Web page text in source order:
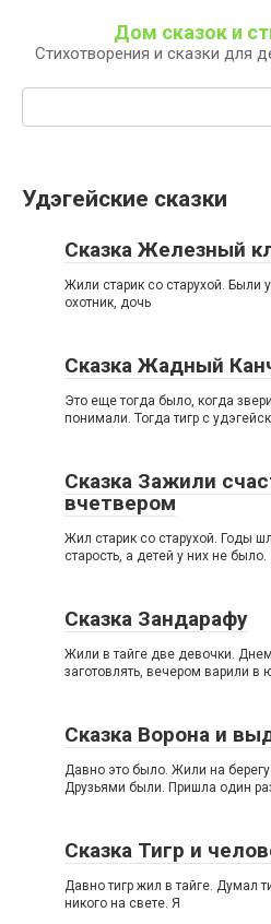
контенту
Дом сказок и
Стихотворения и сказки для
Удэгейские сказки
Сказка Железный
Жили старик со старухой. Были
охотник, дочь
Сказка Жадный
Это еще тогда было, когда
понимали. Тогда тигр с
Сказка Зажили
вчетвером
Жил старик со старухой. Годы
старость, а детей у них не было.
Сказка Зандарафу
Жили в тайге две девочки.
заготовлять, вечером варили в
Сказка Ворона и
Давно это было. Жили на
Друзьями были. Пришла один
Сказка Тигр и
Давно тигр жил в тайге. Думал
никого на свете. Я